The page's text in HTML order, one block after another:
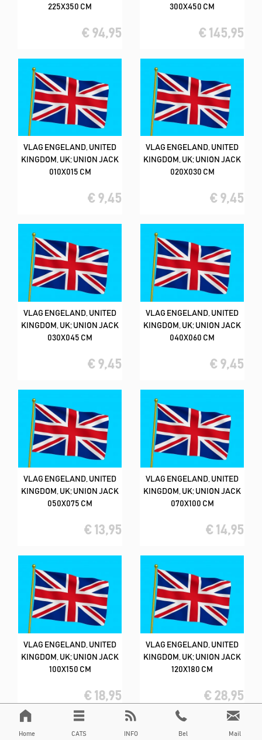
Home CATS INFO Bel Mail
225X350 CM
€ 94,95
300X450 CM
€ 145,95
VLAG ENGELAND, UNITED
KINGDOM, UK; UNION JACK
010X015 CM
€ 9,45
VLAG ENGELAND, UNITED
KINGDOM, UK; UNION JACK
020X030 CM
€ 9,45
VLAG ENGELAND, UNITED
KINGDOM, UK; UNION JACK
030X045 CM
€ 9,45
VLAG ENGELAND, UNITED
KINGDOM, UK; UNION JACK
040X060 CM
€ 9,45
VLAG ENGELAND, UNITED
KINGDOM, UK; UNION JACK
050X075 CM
€ 13,95
VLAG ENGELAND, UNITED
KINGDOM, UK; UNION JACK
070X100 CM
€ 14,95
VLAG ENGELAND, UNITED
KINGDOM, UK; UNION JACK
100X150 CM
€ 18,95
VLAG ENGELAND, UNITED
KINGDOM, UK; UNION JACK
120X180 CM
€ 28,95